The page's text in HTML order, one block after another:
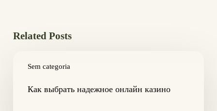
Related Posts
Sem categoria
выбрать
онлайнКак выбрать надежное онлайн казино